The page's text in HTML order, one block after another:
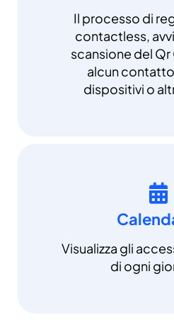
Il processo di
contactless,
scansione del Qr
alcun
dispositivi o
Visualizza gli
di ogni